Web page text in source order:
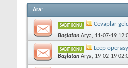
Ara:
SABIT KONU Cevaplar
Başlatan Arya, 11-07-19
SABIT KONU Leep
Başlatan Arya, 19-02-19